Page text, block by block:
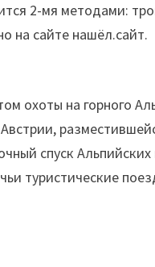
2-мя методами:
на сайте нашёл.сайт.
охоты на горного
спуск
туристические